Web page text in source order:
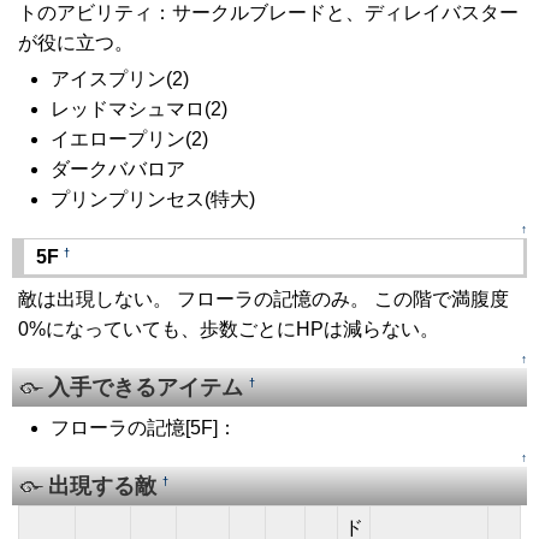
トのアビリティ：サークルブレードと、ディレイバスター
が役に立つ。
アイスプリン(2)
レッドマシュマロ(2)
イエロープリン(2)
ダークババロア
プリンプリンセス(特大)
↑
5F †
敵は出現しない。 フローラの記憶のみ。 この階で満腹度
0%になっていても、歩数ごとにHPは減らない。
↑
入手できるアイテム†
フローラの記憶[5F]：
↑
出現する敵†
ド